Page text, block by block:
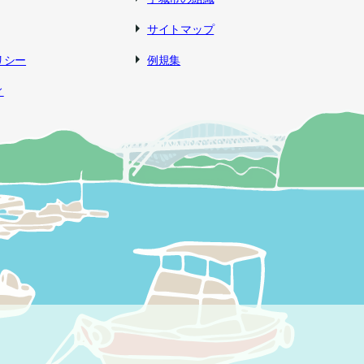
サイトマップ
シー 例規集